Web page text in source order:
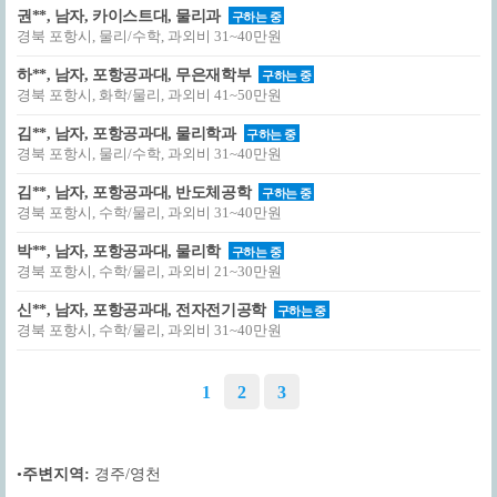
권**, 남자, 카이스트대, 물리과 구하는 중
경북 포항시, 물리/수학, 과외비 31~40만원
하**, 남자, 포항공과대, 무은재학부 구하는 중
경북 포항시, 화학/물리, 과외비 41~50만원
김**, 남자, 포항공과대, 물리학과 구하는 중
경북 포항시, 물리/수학, 과외비 31~40만원
김**, 남자, 포항공과대, 반도체공학 구하는 중
경북 포항시, 수학/물리, 과외비 31~40만원
박**, 남자, 포항공과대, 물리학 구하는 중
경북 포항시, 수학/물리, 과외비 21~30만원
신**, 남자, 포항공과대, 전자전기공학 구하는 중
경북 포항시, 수학/물리, 과외비 31~40만원
1 2 3
•주변지역: 경주/영천